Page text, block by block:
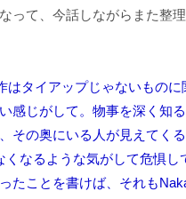
って、今話しながらまた整
タイアップじゃないものに
感じがして。物事を深く知
その奥にいる人が見えてくる
くなるような気がして危惧し
たことを書けば、それも